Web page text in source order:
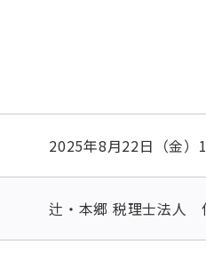
2025年8月22日（金）
辻・本郷 税理士法人